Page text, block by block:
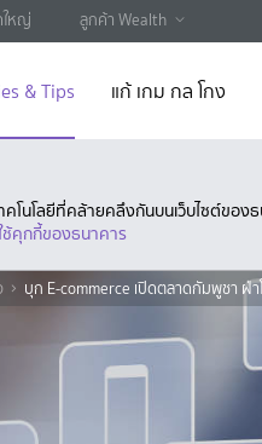
ใหญ่ ลูกค้า Wealth
& Tips แก้ เกม กล โกง
คโนโลยีที่คล้ายคลึงกันบนเว็บไซต์ขอ
ช้คุกกี้ของธนาคาร
บุก E-commerce เปิดตลาดกัมพูชา ฝ่า